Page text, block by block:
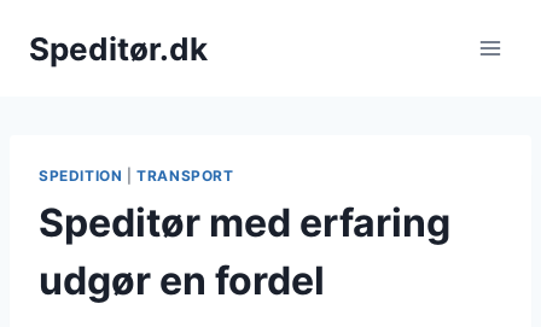
Speditør.dk
SPEDITION |TRANSPORT
Speditør med erfaring
udgør en fordel